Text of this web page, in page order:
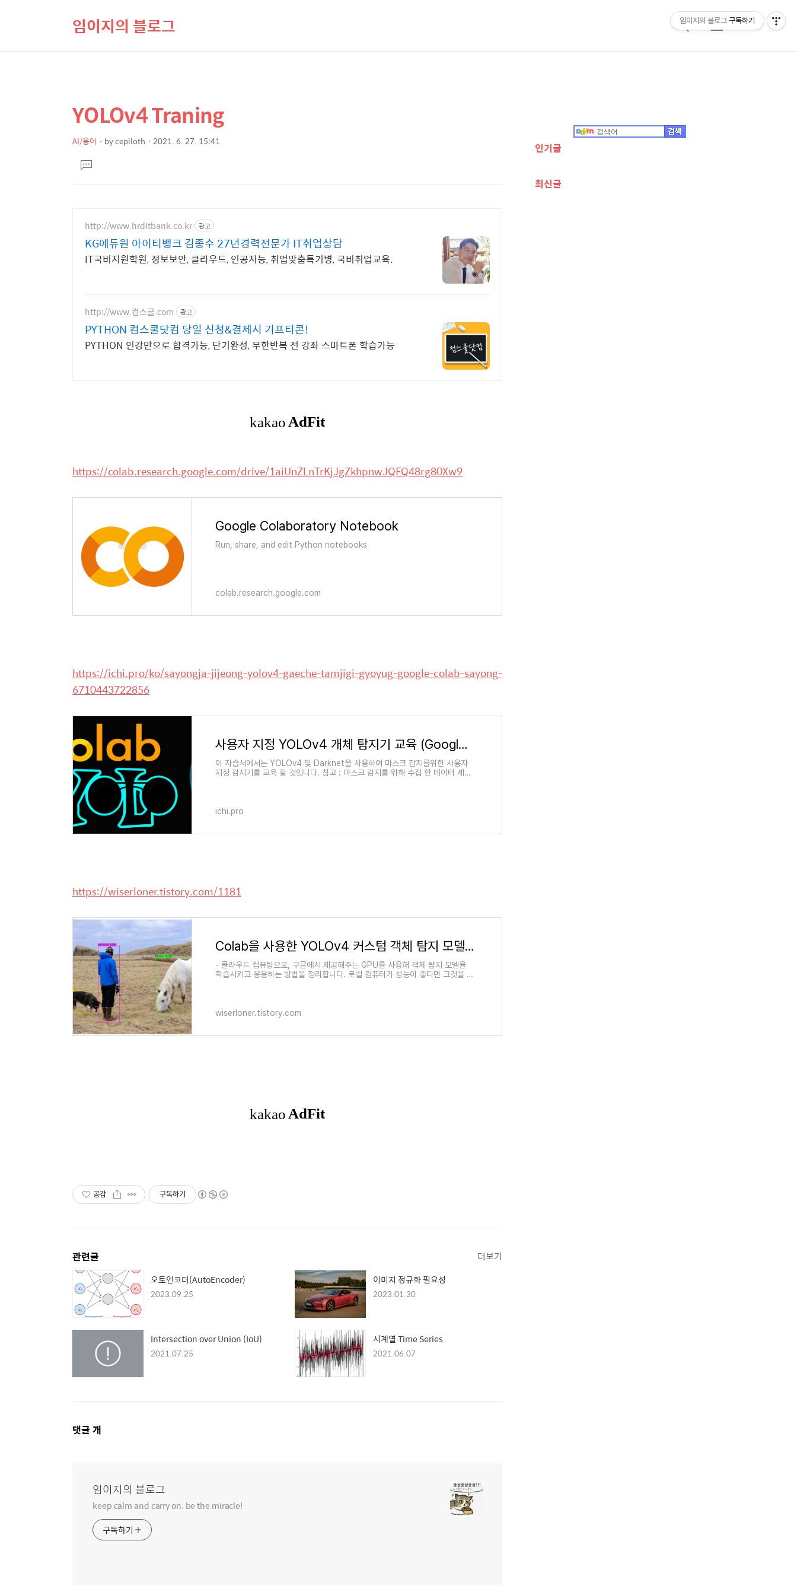
임이지의 블로그
검
메
상
세
컨
텐
본
문
제
YOLOv4 Traning
AI/용어 bycepiloth 2021. 6. 27. 15:41
문댓
글
http://www.hrditbank.co.kr 광고
KG에듀원 아이티뱅크 김종수 27년경력전문가 IT취업상담
IT국비지원학원, 정보보안, 클라우드, 인공지능, 취업맞춤특기병, 국비취업교육.
http://www.컴스쿨.com 광고
PYTHON 컴스쿨닷컴 당일 신청&결제시 기프티콘!
PYTHON 인강만으로 합격가능, 단기완성, 무한반복 전 강좌 스마트폰 학습가능
https://colab.research.google.com/drive/1aiUnZLnTrKjJgZkhpnwJQFQ48rg80Xw9
Google Colaboratory Notebook
Run, share, and edit Python notebooks
colab.research.google.com
https://ichi.pro/ko/sayongja-jijeong-yolov4-gaeche-tamjigi-gyoyug-google-colab-sayong-
6710443722856
사용자 지정 YOLOv4 개체 탐지기 교육 (Google Colab 사용)
이 자습서에서는 YOLOv4 및 Darknet을 사용하여 마스크 감지를위한 사용자
지정 감지기를 교육 할 것입니다. 참고 : 마스크 감지를 위해 수집 한 데이터 세트
ichi.pro
https://wiserloner.tistory.com/1181
Colab을 사용한 YOLOv4 커스텀 객체 탐지 모델 학습 (컴퓨터에 눈을 달아보자!)
- 클라우드 컴퓨팅으로, 구글에서 제공해주는 GPU를 사용해 객체 탐지 모델을
학습시키고 응용하는 방법을 정리합니다. 로컬 컴퓨터가 성능이 좋다면 그것을 사
wiserloner.tistory.com
공감 구독하기
관련글 더보기
오토인코더(AutoEncoder)
2023.09.25
이미지 정규화 필요성
2023.01.30
Intersection over Union (IoU)
2021.07.25
시계열 Time Series
2021.06.07
댓
댓글 개
임이지의 블로그
keep calm and carry on. be the miracle!
구독하기
정
인기글
최신글
임이지의 블로그 구독하기